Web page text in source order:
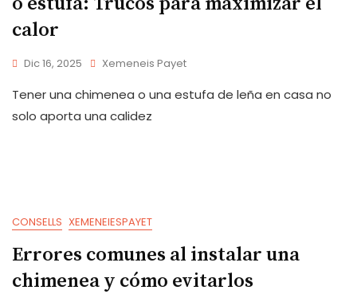
calor
Dic 16, 2025 Xemeneis Payet
Tener una chimenea o una estufa de leña en casa no
solo aporta una calidez
CONSELLS XEMENEIESPAYET
Errores comunes al instalar una
chimenea y cómo evitarlos